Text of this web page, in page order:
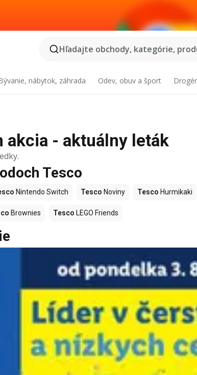
Hľadajte obchody, kategórie,
nábytok, záhrada Odev, obuv a šport
akcia - aktuálny leták
Tesco
Nintendo Switch Tesco Noviny Tesco Hurmikaki
Brownies Tesco LEGO Friends